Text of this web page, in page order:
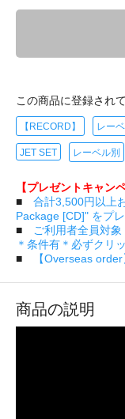
この商品に登録され
【RECORD】 レー
JET SET レーベル別
【プレゼントキャン
■ 合計3,500円以上
Package [CD]" をプ
■
ご利用者全員対
＊条件有＊必ずクリ
■
【Overseas order
商品の説明